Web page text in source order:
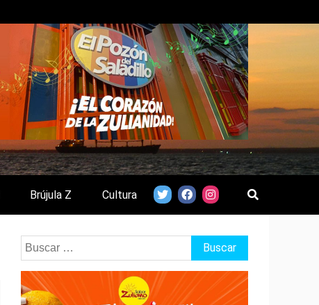
Brújula Z Cultura
Buscar: